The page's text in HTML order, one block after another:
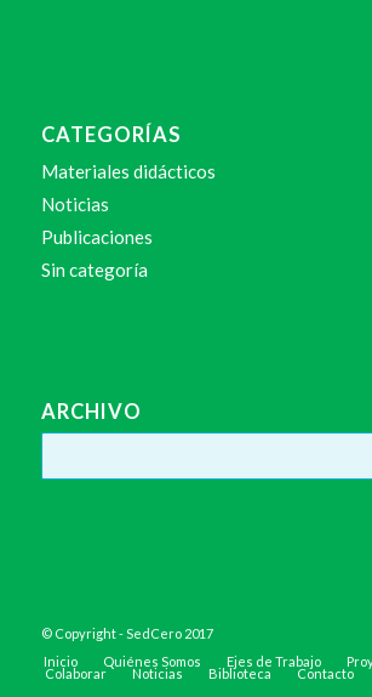
CATEGORÍAS
Materiales didácticos
Noticias
Publicaciones
Sin categoría
ARCHIVO
© Copyright - SedCero 2017
Inicio
Quiénes Somos Ejes de Trabajo
Colaborar Noticias Biblioteca Contacto